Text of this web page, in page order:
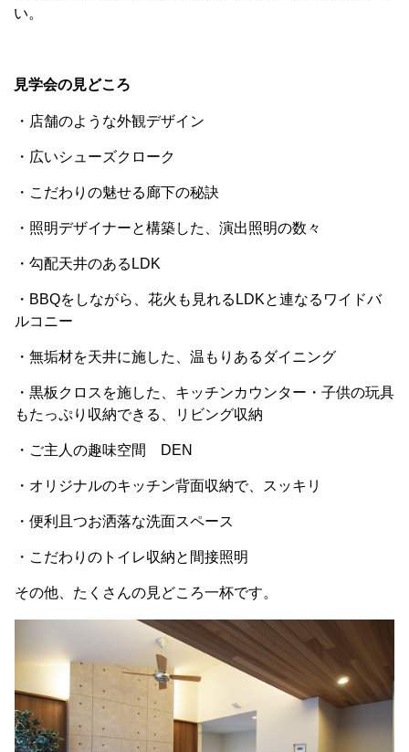
い。
見学会の見どころ
・店舗のような外観デザイン
・広いシューズクローク
・こだわりの魅せる廊下の秘訣
・照明デザイナーと構築した、演出照明の数々
・勾配天井のあるLDK
・BBQをしながら、花火も見れるLDKと連なるワイドバ
ルコニー
・無垢材を天井に施した、温もりあるダイニング
・黒板クロスを施した、キッチンカウンター・子供の玩具
もたっぷり収納できる、リビング収納
・ご主人の趣味空間 DEN
・オリジナルのキッチン背面収納で、スッキリ
・便利且つお洒落な洗面スペース
・こだわりのトイレ収納と間接照明
その他、たくさんの見どころ一杯です。